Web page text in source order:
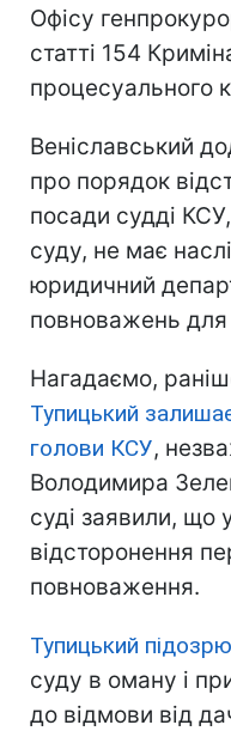
Офісу
статті 154
процесуального
Веніславський
про порядок
посади судді
суду, не має
юридичний
повноважень для
Нагадаємо,
Тупицький
голови КСУ,
Володимира
суді заявили, що
відсторонення
повноваження.
Тупицький
суду в оману і
до відмови від